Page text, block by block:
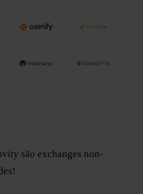
são exchanges non-